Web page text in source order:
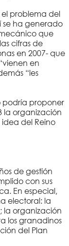
problema del
se ha generado
que
cifras de
en 2007- que
en
“les
podría proponer
la organización
del Reino
de gestión
con sus
En especial,
electoral: la
la organización
los granadinos
del Plan